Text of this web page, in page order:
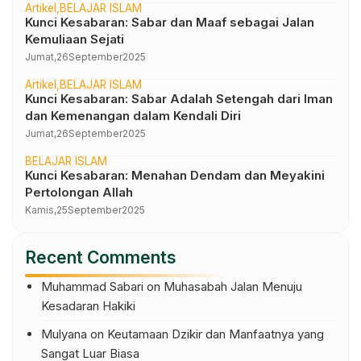
Artikel BELAJAR ISLAM
Kunci Kesabaran: Sabar dan Maaf sebagai Jalan
Kemuliaan Sejati
Jumat,26September2025
Artikel BELAJAR ISLAM
Kunci Kesabaran: Sabar Adalah Setengah dari Iman
dan Kemenangan dalam Kendali Diri
Jumat,26September2025
BELAJAR ISLAM
Kunci Kesabaran: Menahan Dendam dan Meyakini
Pertolongan Allah
Kamis,25September2025
Recent Comments
Muhammad Sabari on Muhasabah Jalan Menuju
Kesadaran Hakiki
Mulyana on Keutamaan Dzikir dan Manfaatnya yang
Sangat Luar Biasa